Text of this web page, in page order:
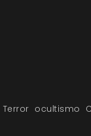
Terror ocultismo